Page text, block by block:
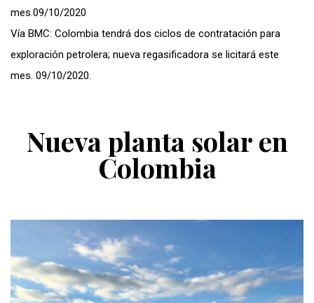
mes.09/10/2020
Vía BMC: Colombia tendrá dos ciclos de contratación para
exploración petrolera; nueva regasificadora se licitará este
mes. 09/10/2020.
Nueva planta solar en
Colombia